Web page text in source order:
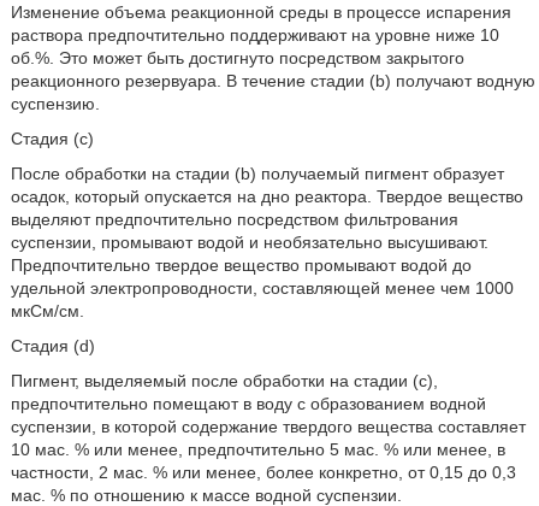
Изменение объема реакционной среды в процессе испарения
раствора предпочтительно поддерживают на уровне ниже 10
об.%. Это может быть достигнуто посредством закрытого
реакционного резервуара. В течение стадии (b) получают водную
суспензию.
Стадия (с)
После обработки на стадии (b) получаемый пигмент образует
осадок, который опускается на дно реактора. Твердое вещество
выделяют предпочтительно посредством фильтрования
суспензии, промывают водой и необязательно высушивают.
Предпочтительно твердое вещество промывают водой до
удельной электропроводности, составляющей менее чем 1000
мкСм/см.
Стадия (d)
Пигмент, выделяемый после обработки на стадии (с),
предпочтительно помещают в воду с образованием водной
суспензии, в которой содержание твердого вещества составляет
10 мас. % или менее, предпочтительно 5 мас. % или менее, в
частности, 2 мас. % или менее, более конкретно, от 0,15 до 0,3
мас. % по отношению к массе водной суспензии.